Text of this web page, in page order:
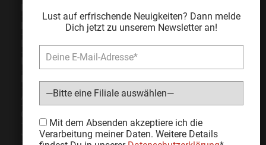
Lust auf erfrischende Neuigkeiten? Dann melde
Dich jetzt zu unserem Newsletter an!
Bitte lasse dieses Feld leer.
Mit dem Absenden akzeptiere ich die
Verarbeitung meiner Daten. Weitere Details
Expansion
Impressum
Datenschutz
Jugendschutz